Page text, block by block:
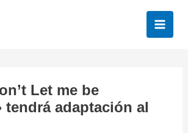
Let me be
tendrá adaptación al